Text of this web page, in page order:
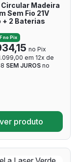
Madeira
Sem Fio 21V
+ 2 Baterias
no Pix
no Pix
em 12x de
SEM JUROS no
ver produto